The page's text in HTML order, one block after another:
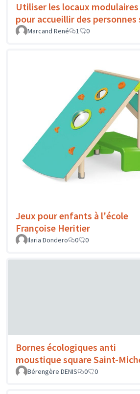
Utiliser les locaux
pour accueillir des personnes
Marcand René 1 0
Jeux pour enfants à l'école
Françoise Heritier
Ilaria Dondero
0 0
Bornes écologiques anti
moustique square Saint-
Bérengère DENIS
0 0